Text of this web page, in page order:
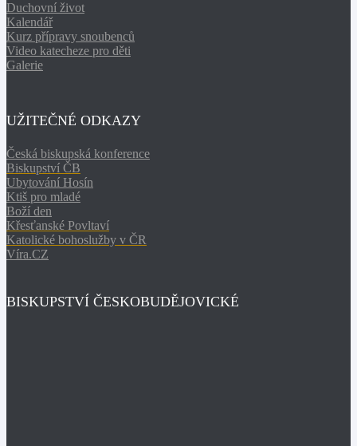
Duchovní život
Kalendář
Kurz přípravy snoubenců
Video katecheze pro děti
Galerie
UŽITEČNÉ ODKAZY
Česká biskupská konference
Biskupství ČB
Ubytování Hosín
Ktiš pro mladé
Boží den
Křesťanské Povltaví
Katolické bohoslužby v ČR
Víra.CZ
BISKUPSTVÍ ČESKOBUDĚJOVICKÉ